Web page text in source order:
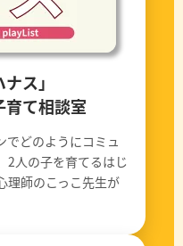
ス」
て相談室
でどのようにコミュ
2人の子を育てるはじ
理師のこっこ先生が